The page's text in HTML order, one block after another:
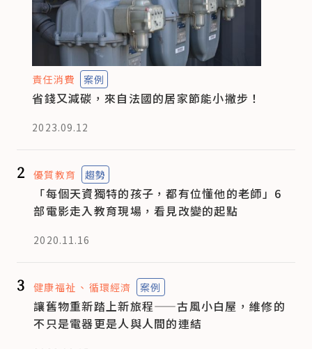
責任消費 案例
省錢又減碳，來自法國的居家節能小撇步！
2023.09.12
2 優質教育 趨勢
「每個天資獨特的孩子，都有位懂他的老師」6
部電影走入教育現場，看見改變的起點
2020.11.16
3 健康福祉 循環經濟 案例
讓舊物重新踏上新旅程——古風小白屋，維修的
不只是電器更是人與人間的連結